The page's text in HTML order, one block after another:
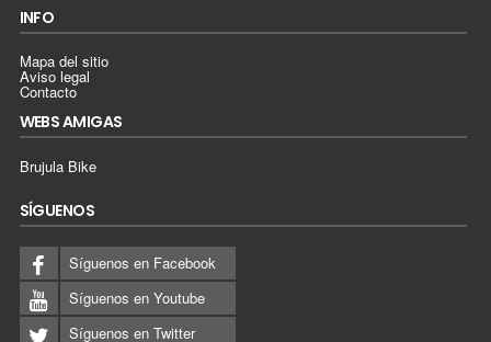
INFO
Mapa del sitio
Aviso legal
Contacto
WEBS AMIGAS
Brujula Bike
SÍGUENOS
Síguenos en Facebook
Síguenos en Youtube
Síguenos en Twitter